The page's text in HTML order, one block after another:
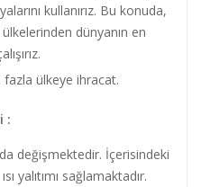
kullanırız. Bu konuda,
dünyanın en
fazla ülkeye ihracat.
:
değişmektedir. İçerisindeki
yalıtımı sağlamaktadır.